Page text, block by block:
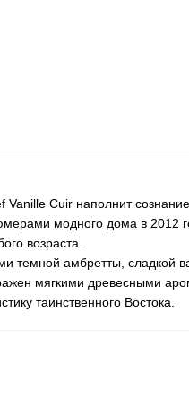
Cuir наполнит
модного дома в 2012
возраста.
темной амбретты, сладкой
мягкими древесными
таинственного Востока.